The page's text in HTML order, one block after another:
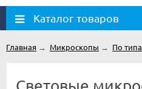
Каталог товаров
Главная → Микроскопы → По